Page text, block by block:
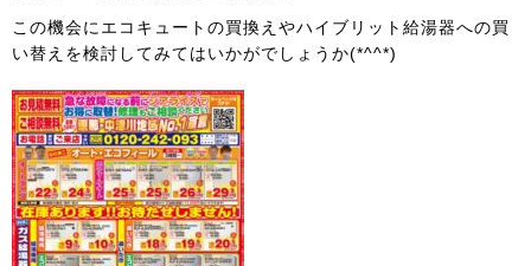
この機会にエコキュートの買換えやハイブリット給湯器への買
い替えを検討してみてはいかがでしょうか(*^^*)